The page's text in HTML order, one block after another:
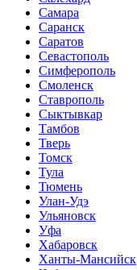
Самара
Саранск
Саратов
Севастополь
Симферополь
Смоленск
Ставрополь
Сыктывкар
Тамбов
Тверь
Томск
Тула
Тюмень
Улан-Удэ
Ульяновск
Уфа
Хабаровск
Ханты-Мансийск